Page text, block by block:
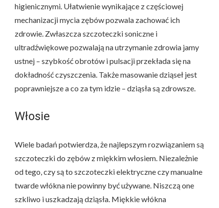
higienicznymi. Ułatwienie wynikające z częściowej
mechanizacji mycia zębów pozwala zachować ich
zdrowie. Zwłaszcza szczoteczki soniczne i
ultradźwiękowe pozwalają na utrzymanie zdrowia jamy
ustnej – szybkość obrotów i pulsacji przekłada się na
dokładność czyszczenia. Także masowanie dziąseł jest
poprawniejsze a co za tym idzie – dziąsła są zdrowsze.
Włosie
Wiele badań potwierdza, że najlepszym rozwiązaniem są
szczoteczki do zębów z miękkim włosiem. Niezależnie
od tego, czy są to szczoteczki elektryczne czy manualne
twarde włókna nie powinny być używane. Niszczą one
szkliwo i uszkadzają dziąsła. Miękkie włókna